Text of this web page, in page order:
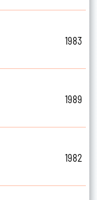
1983
1989
1982